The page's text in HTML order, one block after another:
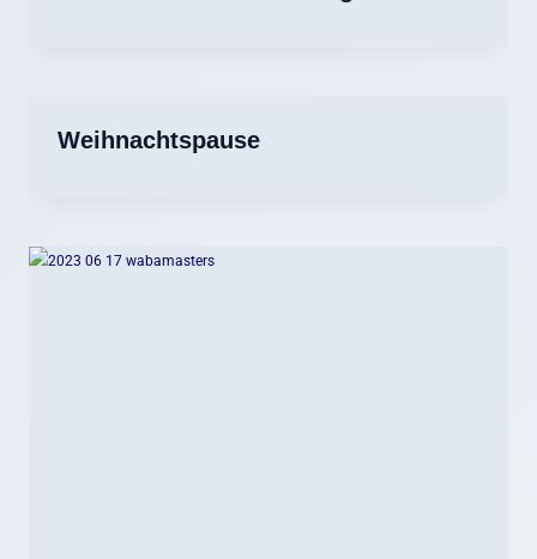
Weihnachtspause